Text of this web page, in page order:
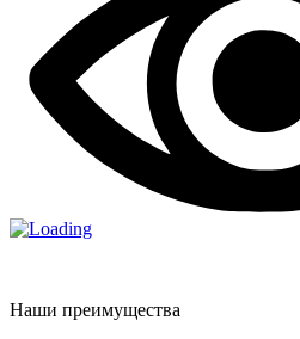
Наши преимущества